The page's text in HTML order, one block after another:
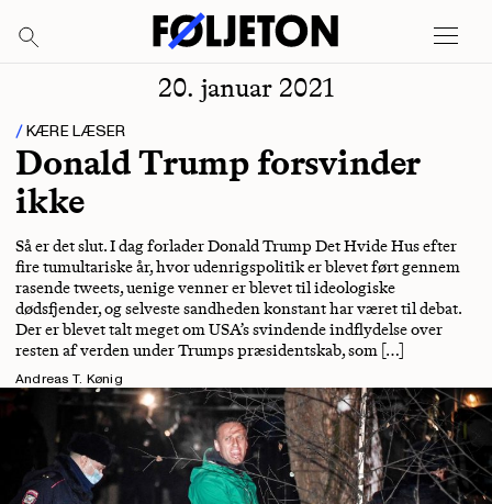
20. januar 2021
KÆRE LÆSER
Donald Trump forsvinder
ikke
Så er det slut. I dag forlader Donald Trump Det Hvide Hus efter
fire tumultariske år, hvor udenrigspolitik er blevet ført gennem
rasende tweets, uenige venner er blevet til ideologiske
dødsfjender, og selveste sandheden konstant har været til debat.
Der er blevet talt meget om USA’s svindende indflydelse over
resten af verden under Trumps præsidentskab, som […]
Andreas T. Kønig